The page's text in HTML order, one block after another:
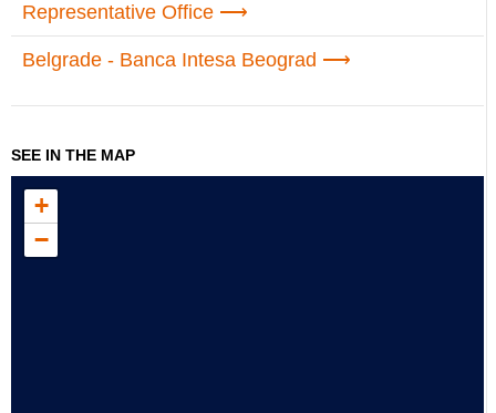
Representative Office
Belgrade - Banca Intesa Beograd
SEE IN THE MAP
+
−